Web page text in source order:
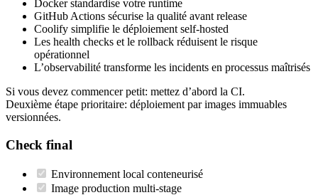
Docker standardise votre runtime
GitHub Actions sécurise la qualité avant release
Coolify simplifie le déploiement self-hosted
Les health checks et le rollback réduisent le risque
opérationnel
L’observabilité transforme les incidents en processus maîtrisés
Si vous devez commencer petit: mettez d’abord la CI.
Deuxième étape prioritaire: déploiement par images immuables
versionnées.
Check final
Environnement local conteneurisé
Image production multi-stage